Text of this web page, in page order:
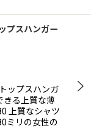
プスハンガー
ップスハンガ
る上質な薄
上質なシャツ
ミリの女性の